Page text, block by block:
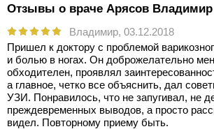
Отзывы о враче Арясов
Владимир, 03.12.2018
Пришел к доктору с проблемой
и болью в ногах. Он доброжелательно
обходителен, проявлял
а главное, четко все объяснить, дал
УЗИ. Понравилось, что не запугивал, не
преждевременных выводов, а просто
видел. Повторному приему быть.